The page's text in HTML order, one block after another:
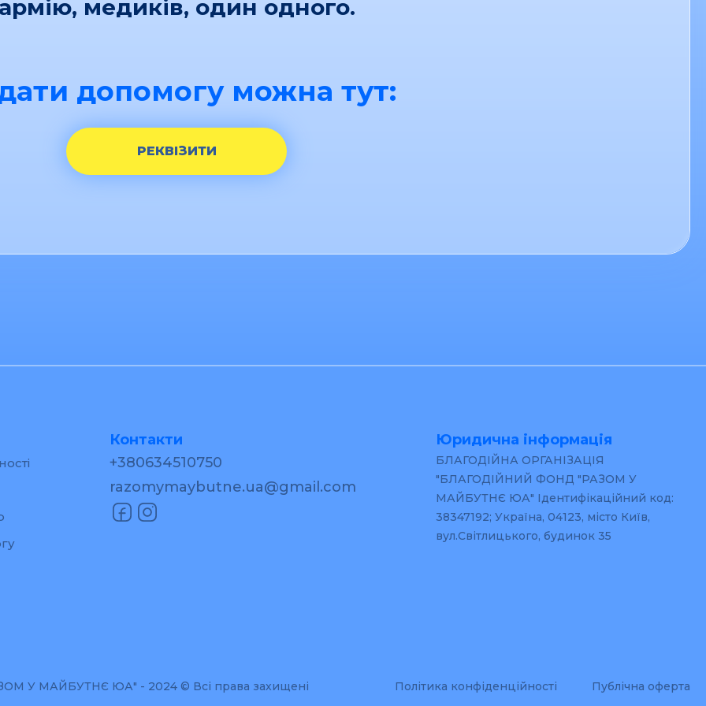
медиків, один одного.
допомогу можна тут:
РЕКВІЗИТИ
Контакти
+380634510750
razomymaybutne.ua@gmail.com
Юридична інформація
БЛАГОДІЙНА ОРГАНІЗАЦІЯ
"БЛАГОДІЙНИЙ ФОНД "РАЗОМ У
МАЙБУТНЄ ЮА" Ідентифікаційний код:
38347192; Україна, 04123, місто Київ,
вул.Світлицького, будинок 35
У МАЙБУТНЄ ЮА" - 2024 © Всі права захищені Політика конфіденційності Публічна оферта